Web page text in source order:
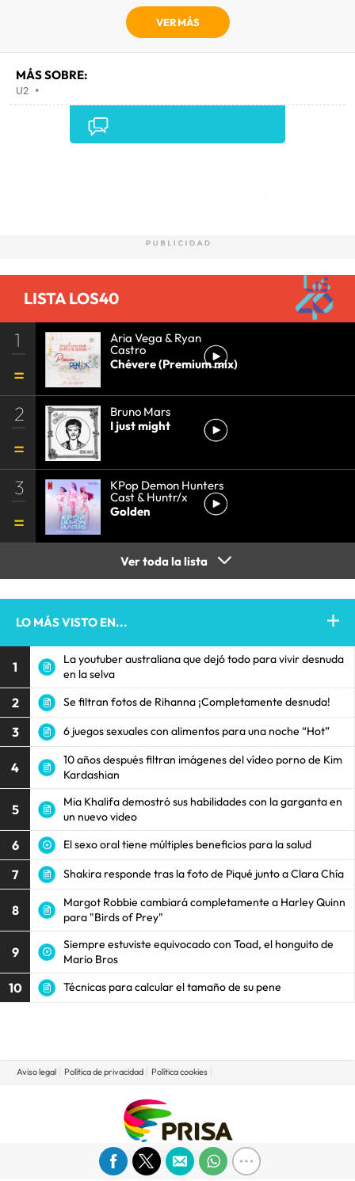
VER MÁS
MÁS SOBRE:
U2 •
LISTA LOS40
1 Aria Vega & Ryan
Castro
Chévere (Premium mix)
2
Bruno Mars
I just might
3 KPop Demon Hunters
Cast & Huntr/x
Golden
Ver toda la lista
LO MÁS VISTO EN...
1
La youtuber australiana que dejó todo para vivir desnuda
en la selva
2 Se filtran fotos de Rihanna ¡Completamente desnuda!
3 6 juegos sexuales con alimentos para una noche “Hot”
4
10 años después filtran imágenes del vídeo porno de Kim
Kardashian
5
Mia Khalifa demostró sus habilidades con la garganta en
un nuevo video
6 El sexo oral tiene múltiples beneficios para la salud
7 Shakira responde tras la foto de Piqué junto a Clara Chía
8
Margot Robbie cambiará completamente a Harley Quinn
para "Birds of Prey"
9
Siempre estuviste equivocado con Toad, el honguito de
Mario Bros
10 Técnicas para calcular el tamaño de su pene
Aviso legal Política de privacidad Política cookies